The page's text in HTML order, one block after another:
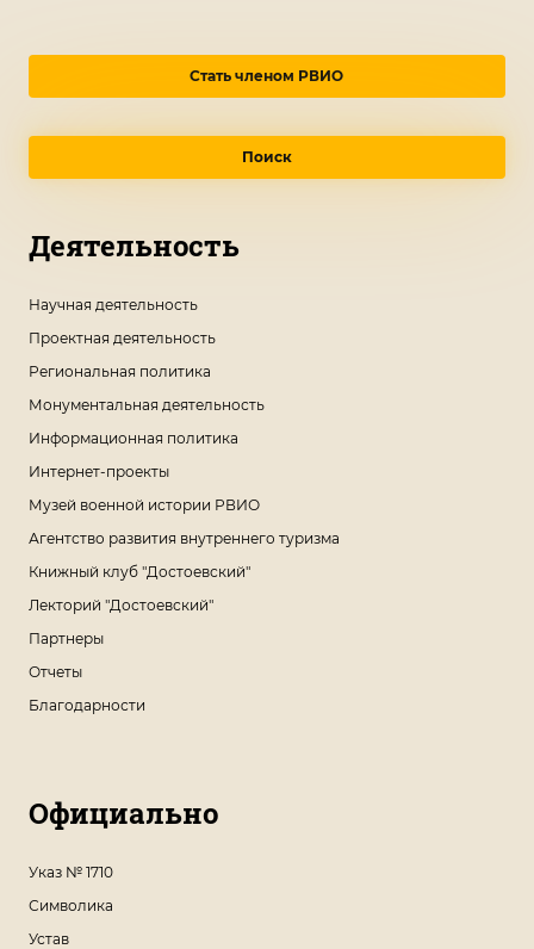
Стать членом РВИО
Поиск
Деятельность
Научная деятельность
Проектная деятельность
Региональная политика
Монументальная деятельность
Информационная политика
Интернет-проекты
Музей военной истории РВИО
Агентство развития внутреннего туризма
Книжный клуб "Достоевский"
Лекторий "Достоевский"
Партнеры
Отчеты
Благодарности
Официально
Указ № 1710
Символика
Устав